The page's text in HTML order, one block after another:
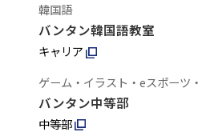
韓国語
バンタン韓国語教室
キャリア
ゲーム・イラスト・eスポーツ
バンタン中等部
中等部